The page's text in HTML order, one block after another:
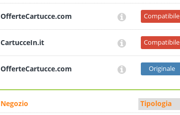
OfferteCartucce.com Compatibile
CartucceIn.it Compatibile
OfferteCartucce.com Originale
Negozio